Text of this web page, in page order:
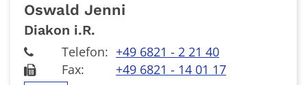
Oswald Jenni
Diakon i.R.
Telefon: +49 6821 - 2 21 40
Fax:
+49 6821 - 14 01 17